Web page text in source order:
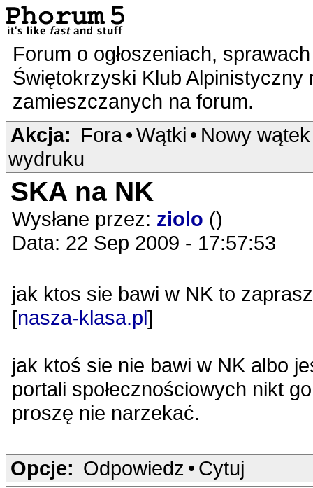
Forum o ogłoszeniach,
Świętokrzyski Klub
zamieszczanych na forum.
Akcja: Fora•Wątki • Nowy wątek
wydruku
SKA na NK
Wysłane przez: ziolo ()
Data: 22 Sep 2009 - 17:57:53
jak ktos sie bawi w NK to
[nasza-klasa.pl]
jak ktoś sie nie bawi w NK albo
portali społecznościowych nikt
proszę nie narzekać.
Opcje: Odpowiedz • Cytuj